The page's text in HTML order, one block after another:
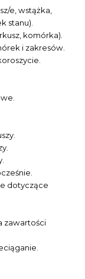
e, wstążka,
stanu).
komórka).
i zakresów.
dotyczące
zawartości